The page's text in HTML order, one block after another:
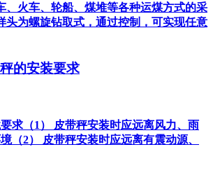
、火车、轮船、煤堆等各种运煤方式的采
头为螺旋钻取式，通过控制，可实现任意
的安装要求
求（1） 皮带秤安装时应远离风力、雨
（2） 皮带秤安装时应远离有震动源、